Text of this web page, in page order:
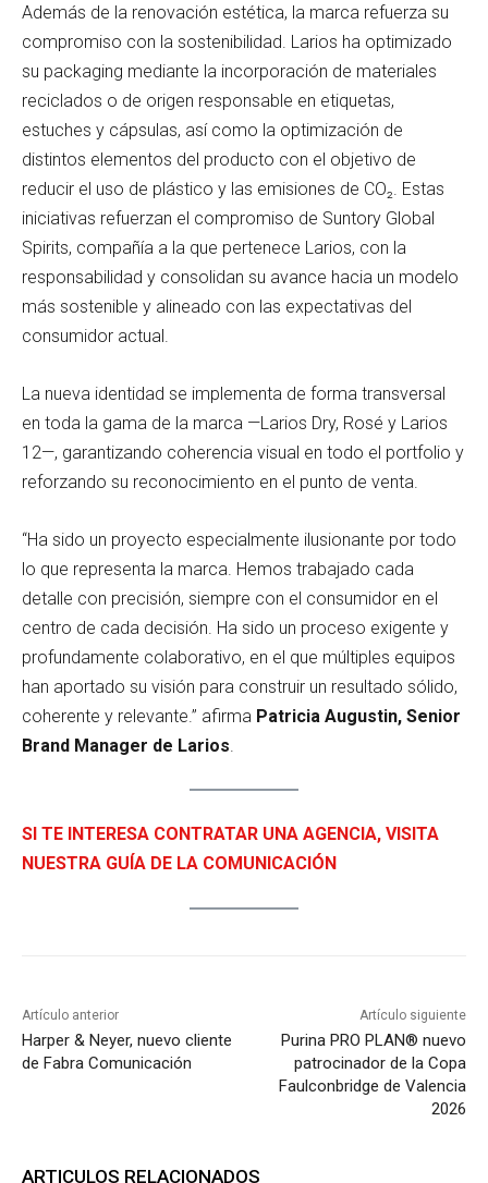
Además de la renovación estética, la marca refuerza su
compromiso con la sostenibilidad. Larios ha optimizado
su packaging mediante la incorporación de materiales
reciclados o de origen responsable en etiquetas,
estuches y cápsulas, así como la optimización de
distintos elementos del producto con el objetivo de
reducir el uso de plástico y las emisiones de CO₂. Estas
iniciativas refuerzan el compromiso de Suntory Global
Spirits, compañía a la que pertenece Larios, con la
responsabilidad y consolidan su avance hacia un modelo
más sostenible y alineado con las expectativas del
consumidor actual.
La nueva identidad se implementa de forma transversal
en toda la gama de la marca —Larios Dry, Rosé y Larios
12—, garantizando coherencia visual en todo el portfolio y
reforzando su reconocimiento en el punto de venta.
“Ha sido un proyecto especialmente ilusionante por todo
lo que representa la marca. Hemos trabajado cada
detalle con precisión, siempre con el consumidor en el
centro de cada decisión. Ha sido un proceso exigente y
profundamente colaborativo, en el que múltiples equipos
han aportado su visión para construir un resultado sólido,
coherente y relevante.” afirma Patricia Augustin, Senior
Brand Manager de Larios
SI TE INTERESA CONTRATAR UNA AGENCIA, VISITA
NUESTRA GUÍA DE LA COMUNICACIÓN
Artículo anterior
Harper & Neyer, nuevo cliente
de Fabra Comunicación
Artículo siguiente
Purina PRO PLAN® nuevo
patrocinador de la Copa
Faulconbridge de Valencia
2026
ARTICULOS RELACIONADOS